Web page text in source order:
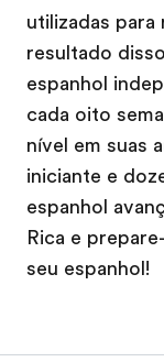
utilizadas
resultado
espanhol
cada oito
nível em suas
iniciante e
espanhol
Rica e
seu espanhol!